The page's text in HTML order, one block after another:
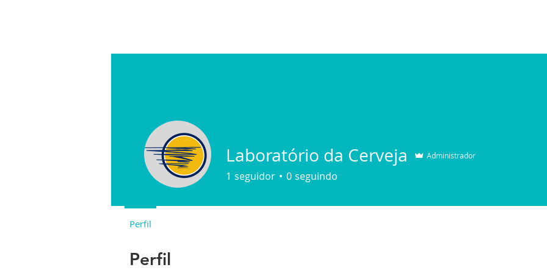
Perfil
Laboratório da Cerveja Administrador
1 seguidor 0 seguindo
Perfil